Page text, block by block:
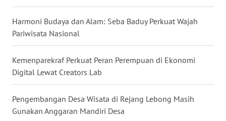
Harmoni Budaya dan Alam: Seba Baduy Perkuat Wajah
Pariwisata Nasional
Kemenparekraf Perkuat Peran Perempuan di Ekonomi
Digital Lewat Creators Lab
Pengembangan Desa Wisata di Rejang Lebong Masih
Gunakan Anggaran Mandiri Desa
WN
WN